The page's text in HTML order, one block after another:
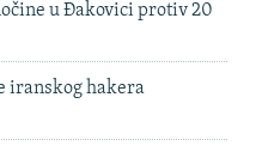
u Đakovici protiv 20
iranskog hakera